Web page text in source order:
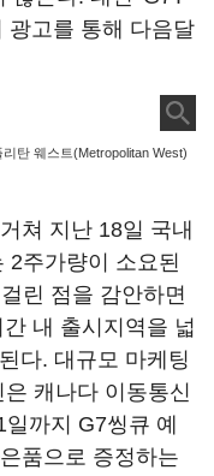
광고를 통해 다음달
탄 웨스트(Metropolitan West)
쳐 지난 18일 국내
2주가량이 소요된
린 점을 감안하면
내 출시지역을 넓
다. 대규모 마케팅
캐나다 이동통신
까지 G7씽큐 예
품으로 증정하는